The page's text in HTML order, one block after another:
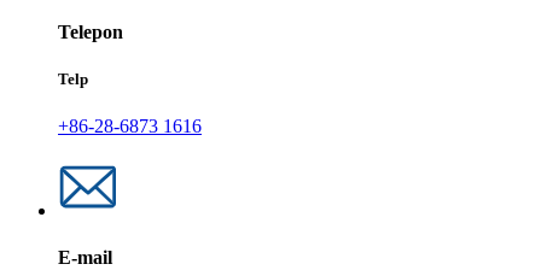
Telepon
Telp
+86-28-6873 1616
E-mail